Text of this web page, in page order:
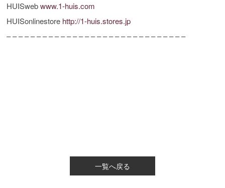
HUISwebwww.1-huis.com
HUISonlinestore http://1-huis.stores.jp
– – – – – – – – – – – – – – – – – – – – – – – – – – – – – –
一覧へ戻る